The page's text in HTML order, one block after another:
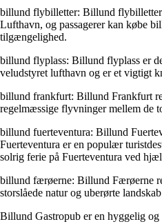
billund flybilletter: Billund flybilletter
Lufthavn, og passagerer kan købe
tilgængelighed.
billund flyplass: Billund flyplass er
veludstyret lufthavn og er et vigtigt
billund frankfurt: Billund Frankfurt
regelmæssige flyvninger mellem de
billund fuerteventura: Billund
Fuerteventura er en populær
solrig ferie på Fuerteventura ved
billund færøerne: Billund Færøerne
storslåede natur og uberørte
Billund Gastropub er en hyggelig